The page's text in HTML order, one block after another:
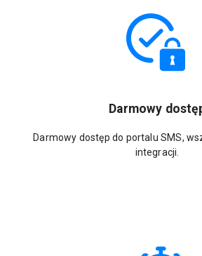
Darmowy
Darmowy dostęp do portalu SMS,
integracji.